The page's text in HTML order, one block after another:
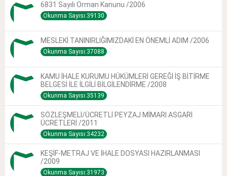
6831 Sayılı Orman Kanunu /2006
Okunma Sayısı:39130
MESLEKİ TANINIRLIĞIMIZDAKİ EN ÖNEMLİ ADIM /2006
Okunma Sayısı:37088
KAMU İHALE KURUMU HÜKÜMLERİ GEREĞİ İŞ BİTİRME
BELGESİ İLE İLGİLİ BİLGİLENDİRME /2008
Okunma Sayısı:35139
SÖZLEŞMELİ/ÜCRETLİ PEYZAJ MİMARI ASGARİ
ÜCRETLERİ /2011
Okunma Sayısı:34232
KEŞİF-METRAJ VE İHALE DOSYASI HAZIRLANMASI
/2009
Okunma Sayısı:31973